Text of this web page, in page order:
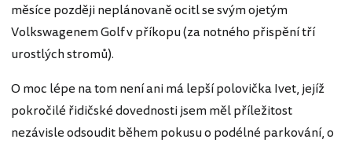
měsíce později neplánovaně ocitl se svým ojetým
Volkswagenem Golf v příkopu (za notného přispění tří
urostlých stromů).
O moc lépe na tom není ani má lepší polovička Ivet, jejíž
pokročilé řidičské dovednosti jsem měl příležitost
nezávisle odsoudit během pokusu o podélné parkování, o